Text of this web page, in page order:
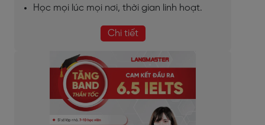
Học mọi lúc mọi nơi, thời gian linh hoạt.
Chi tiết